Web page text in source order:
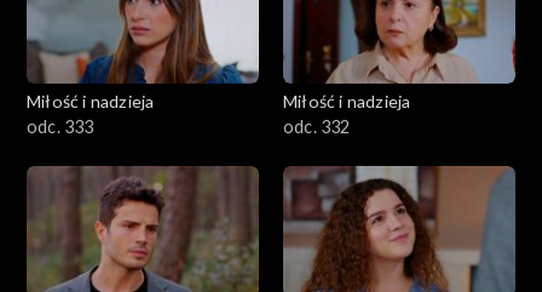
Miłość i nadzieja
odc. 333
Miłość i nadzieja
odc. 332